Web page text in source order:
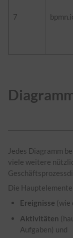
7
Jedes Diagramm
viele weitere
Die
Ereignisse (wie
Aktivitäten
Aufgaben) und